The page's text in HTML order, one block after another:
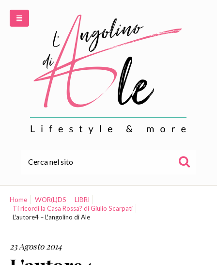
WOR(L)DS
COLLABORAZIONI
Home WOR(L)DS
LIBRI
Ti ricordi la Casa Rossa? di Giulio Scarpati
L'autore4 – L'angolino di Ale
23 Agosto 2014